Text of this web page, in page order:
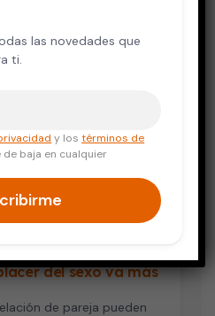
del sexo va más
de pareja pueden
las novedades que
ti.
y lostérminos de
de baja en cualquier